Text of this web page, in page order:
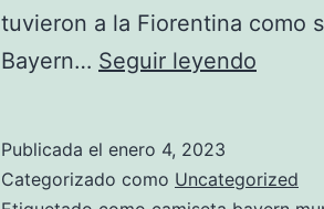
tuvieron a la Fiorentina como
Bayern… Seguir leyendo
2020
Publicada el enero 4, 2023
Categorizado como Uncategorized